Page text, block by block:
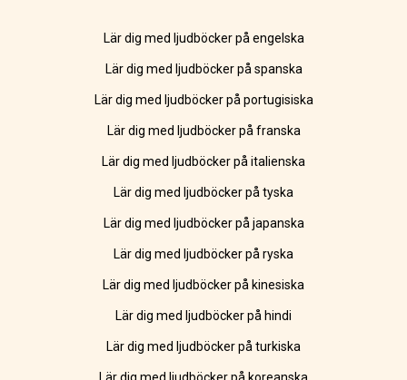
Lär dig med ljudböcker på engelska
Lär dig med ljudböcker på spanska
Lär dig med ljudböcker på portugisiska
Lär dig med ljudböcker på franska
Lär dig med ljudböcker på italienska
Lär dig med ljudböcker på tyska
Lär dig med ljudböcker på japanska
Lär dig med ljudböcker på ryska
Lär dig med ljudböcker på kinesiska
Lär dig med ljudböcker på hindi
Lär dig med ljudböcker på turkiska